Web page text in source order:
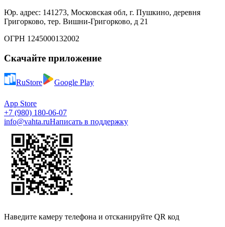
Юр. адрес: 141273, Московская обл, г. Пушкино, деревня
Григорково, тер. Вишни-Григорково, д 21
ОГРН 1245000132002
Скачайте приложение
RuStore Google Play
App Store
+7 (980) 180-06-07
info@vahta.ruНаписать в поддержку
Наведите камеру телефона и отсканируйте QR код